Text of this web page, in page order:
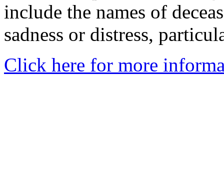
include the names of
sadness or distress,
Click here for more